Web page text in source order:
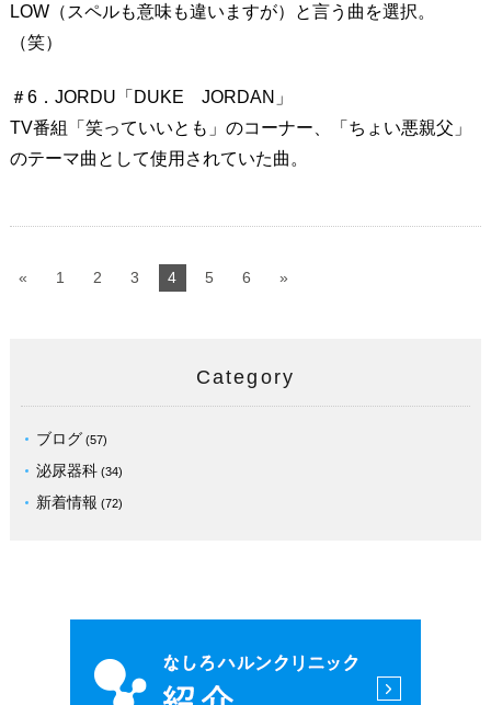
LOW（スペルも意味も違いますが）と言う曲を選択。
（笑）
＃6．JORDU「DUKE JORDAN」
TV番組「笑っていいとも」のコーナー、「ちょい悪親父」
のテーマ曲として使用されていた曲。
« 1 2 3 4 5 6 »
Category
ブログ (57)
泌尿器科(34)
新着情報 (72)